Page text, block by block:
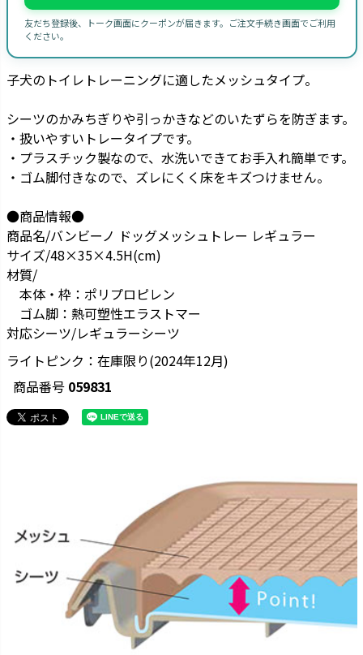
友だち登録後、トーク画面にクーポンが届きます。ご注文手続き画面でご利用
ください。
子犬のトイレトレーニングに適したメッシュタイプ。
シーツのかみちぎりや引っかきなどのいたずらを防ぎます。
・扱いやすいトレータイプです。
・プラスチック製なので、水洗いできてお手入れ簡単です。
・ゴム脚付きなので、ズレにくく床をキズつけません。
●商品情報●
商品名/バンビーノ ドッグメッシュトレー レギュラー
サイズ/48×35×4.5H(cm)
材質/
本体・枠：ポリプロピレン
ゴム脚：熱可塑性エラストマー
対応シーツ/レギュラーシーツ
ライトピンク：在庫限り(2024年12月)
商品番号 059831